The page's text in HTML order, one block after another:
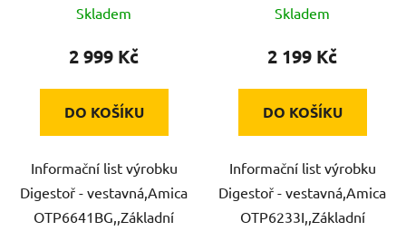
Skladem
2 999 Kč
DO KOŠÍKU
Informační list výrobku
Digestoř - vestavná,Amica
OTP6641BG,,Základní
Skladem
2 199 Kč
DO KOŠÍKU
Informační list výrobku
Digestoř - vestavná,Amica
OTP6233I,,Základní